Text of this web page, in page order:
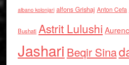
albano kolonjari alfons Grishaj Anton Cefa
Bushati Astrit Lulushi
Jashari Beqir Sina